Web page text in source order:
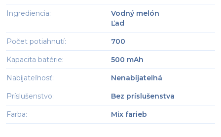
Ingrediencia:
Vodný melón
Ľad
Počet potiahnutí: 700
Kapacita batérie: 500 mAh
Nabíjateľnosť: Nenabíjateľná
Príslušenstvo: Bez príslušenstva
Farba: Mix farieb